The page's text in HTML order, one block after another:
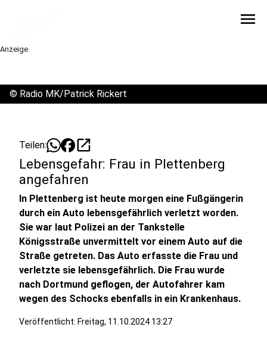
menu
Anzeige
© Radio MK/Patrick Rickert
Teilen: open_in_new
Lebensgefahr: Frau in Plettenberg
angefahren
In Plettenberg ist heute morgen eine Fußgängerin
durch ein Auto lebensgefährlich verletzt worden.
Sie war laut Polizei an der Tankstelle
Königsstraße unvermittelt vor einem Auto auf die
Straße getreten. Das Auto erfasste die Frau und
verletzte sie lebensgefährlich. Die Frau wurde
nach Dortmund geflogen, der Autofahrer kam
wegen des Schocks ebenfalls in ein Krankenhaus.
Veröffentlicht: Freitag, 11.10.2024 13:27